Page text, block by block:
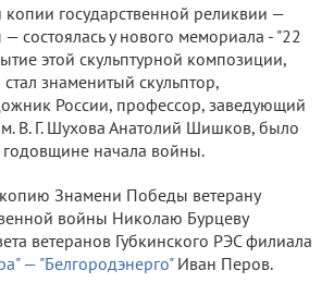
государственной реликвии —
состоялась у нового мемориала - "22
этой скульптурной композиции,
знаменитый скульптор,
России, профессор, заведующий
В. Г. Шухова Анатолий Шишков, было
начала войны.
Знамени Победы ветерану
войны Николаю Бурцеву
ветеранов Губкинского РЭС филиала
— "Белгородэнерго"Иван Перов.